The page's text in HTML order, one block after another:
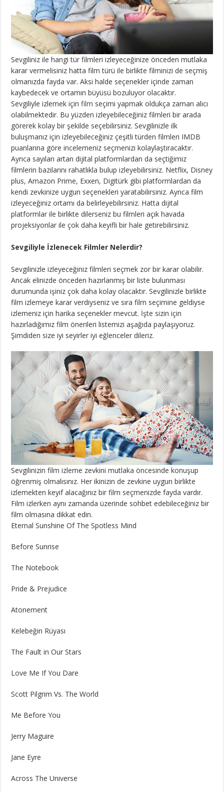
Sevgiliniz ile hangi tür filmleri izleyeceğinize önceden mutlaka
karar vermelisiniz hatta film türü ile birlikte filminizi de seçmiş
olmanızda fayda var. Aksi halde seçenekler içinde zaman
kaybedecek ve ortamın büyüsü bozuluyor olacaktır.
Sevgiliyle izlemek içinfilm seçimi yapmak oldukça zaman alıcı
olabilmektedir. Bu yüzden izleyebileceğiniz filmleri bir arada
görerek kolay bir şekilde seçebilirsiniz. Sevgilinizle ilk
buluşmanız için izleyebileceğiniz çeşitli türden filmleri IMDB
puanlarına göre incelemeniz seçmenizi kolaylaştıracaktır.
Ayrıca sayıları artan dijital platformlardan da seçtiğimiz
filmlerin bazılarını rahatlıkla bulup izleyebilirsiniz. Netflix, Disney
plus, Amazon Prime, Exxen, Digitürk gibi platformlardan da
kendi zevkinize uygun seçenekleri yaratabilirsiniz. Ayrıca film
izleyeceğiniz ortamı da belirleyebilirsiniz. Hatta dijital
platformlar ile birlikte dilerseniz bu filmleri açık havada
projeksiyonlar ile çok daha keyifli bir hale getirebilirsiniz.
Sevgiliyle İzlenecek Filmler Nelerdir?
Sevgilinizle izleyeceğiniz filmleri seçmek zor bir karar olabilir.
Ancak elinizde önceden hazırlanmış bir liste bulunması
durumunda işiniz çok daha kolay olacaktır. Sevgilinizle birlikte
film izlemeye karar verdiyseniz ve sıra film seçimine geldiyse
izlemeniz için harika seçenekler mevcut. İşte sizin için
hazırladığımız film önerileri listemizi aşağıda paylaşıyoruz.
Şimdiden size iyi seyirler iyi eğlenceler dileriz.
Sevgilinizin film izleme zevkini mutlaka öncesinde konuşup
öğrenmiş olmalısınız. Her ikinizin de zevkine uygun birlikte
izlemekten keyif alacağınız bir film seçmenizde fayda vardır.
Film izlerken aynı zamanda üzerinde sohbet edebileceğiniz bir
film olmasına dikkat edin.
Eternal Sunshine Of The Spotless Mind
Before Sunrise
The Notebook
Pride & Prejudice
Atonement
Kelebeğin Rüyası
The Fault in Our Stars
Love Me If You Dare
Scott Pilgrim Vs. The World
Me Before You
Jerry Maguire
Jane Eyre
Across The Universe